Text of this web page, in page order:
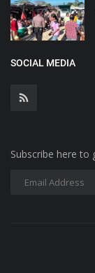
SOCIAL MEDIA
Subscribe here to